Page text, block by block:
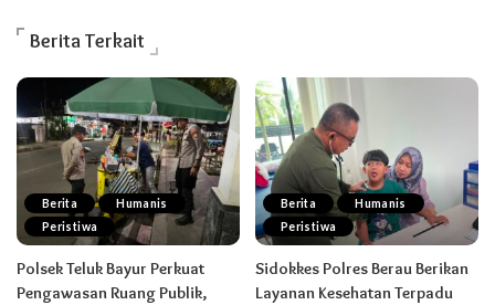
Berita Terkait
Berita
Humanis
Peristiwa
Polsek Teluk Bayur Perkuat
Pengawasan Ruang Publik,
Berita
Humanis
Peristiwa
Sidokkes Polres Berau Berikan
Layanan Kesehatan Terpadu